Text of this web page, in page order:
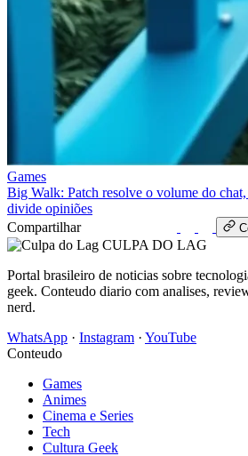
Games
Big Walk: Patch resolve o volume do chat,
divide opiniões
Compartilhar
CULPA DO LAG
Portal brasileiro de noticias sobre
geek. Conteudo diario com analises,
nerd.
WhatsApp · Instagram · YouTube
Conteudo
Games
Animes
Cinema e Series
Tech
Cultura Geek